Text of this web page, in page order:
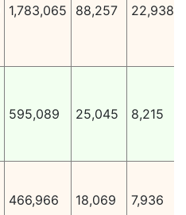
1,783,065 88,257 22,938
595,089 25,045 8,215
466,966 18,069 7,936